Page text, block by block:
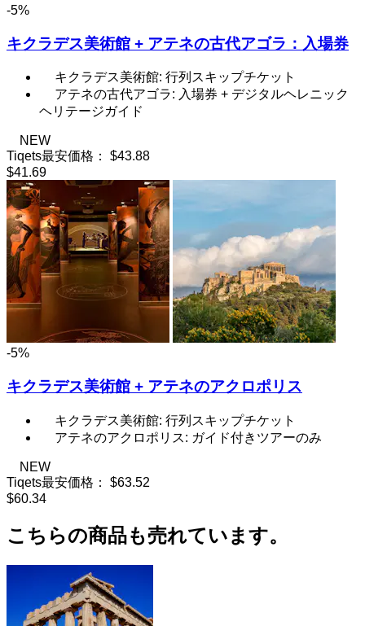
-5%
キクラデス美術館 + アテネの古代アゴラ：入場券
キクラデス美術館: 行列スキップチケット
アテネの古代アゴラ: 入場券 + デジタルヘレニック
ヘリテージガイド
NEW
Tiqets最安価格：
$43.88
$41.69
-5%
キクラデス美術館 + アテネのアクロポリス
キクラデス美術館: 行列スキップチケット
アテネのアクロポリス: ガイド付きツアーのみ
NEW
Tiqets最安価格：
$63.52
$60.34
こちらの商品も売れています。